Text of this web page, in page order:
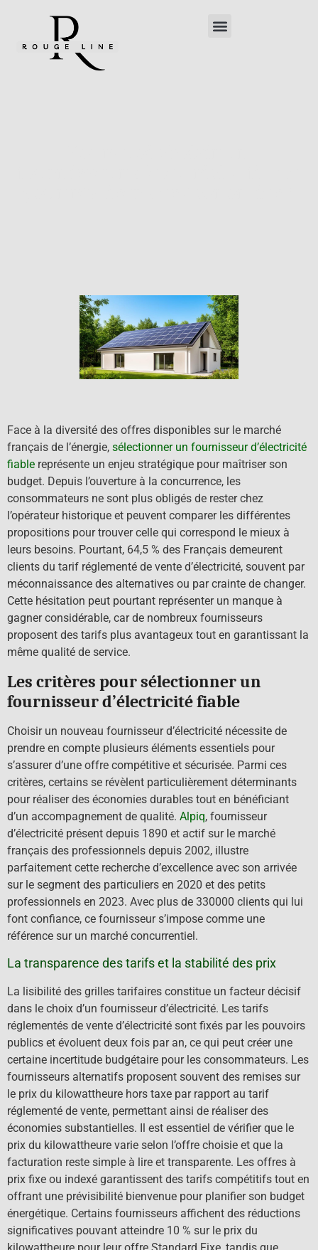
Face à la diversité des offres disponibles sur le marché
français de l’énergie, sélectionner un fournisseur d’électricité
fiable représente un enjeu stratégique pour maîtriser son
budget. Depuis l’ouverture à la concurrence, les
consommateurs ne sont plus obligés de rester chez
l’opérateur historique et peuvent comparer les différentes
propositions pour trouver celle qui correspond le mieux à
leurs besoins. Pourtant, 64,5 % des Français demeurent
clients du tarif réglementé de vente d’électricité, souvent par
méconnaissance des alternatives ou par crainte de changer.
Cette hésitation peut pourtant représenter un manque à
gagner considérable, car de nombreux fournisseurs
proposent des tarifs plus avantageux tout en garantissant la
même qualité de service.
Les critères pour sélectionner un
fournisseur d’électricité fiable
Choisir un nouveau fournisseur d’électricité nécessite de
prendre en compte plusieurs éléments essentiels pour
s’assurer d’une offre compétitive et sécurisée. Parmi ces
critères, certains se révèlent particulièrement déterminants
pour réaliser des économies durables tout en bénéficiant
d’un accompagnement de qualité. Alpiq, fournisseur
d’électricité présent depuis 1890 et actif sur le marché
français des professionnels depuis 2002, illustre
parfaitement cette recherche d’excellence avec son arrivée
sur le segment des particuliers en 2020 et des petits
professionnels en 2023. Avec plus de 330000 clients qui lui
font confiance, ce fournisseur s’impose comme une
référence sur un marché concurrentiel.
La transparence des tarifs et la stabilité des prix
La lisibilité des grilles tarifaires constitue un facteur décisif
dans le choix d’un fournisseur d’électricité. Les tarifs
réglementés de vente d’électricité sont fixés par les pouvoirs
publics et évoluent deux fois par an, ce qui peut créer une
certaine incertitude budgétaire pour les consommateurs. Les
fournisseurs alternatifs proposent souvent des remises sur
le prix du kilowattheure hors taxe par rapport au tarif
réglementé de vente, permettant ainsi de réaliser des
économies substantielles. Il est essentiel de vérifier que le
prix du kilowattheure varie selon l’offre choisie et que la
facturation reste simple à lire et transparente. Les offres à
prix fixe ou indexé garantissent des tarifs compétitifs tout en
offrant une prévisibilité bienvenue pour planifier son budget
énergétique. Certains fournisseurs affichent des réductions
significatives pouvant atteindre 10 % sur le prix du